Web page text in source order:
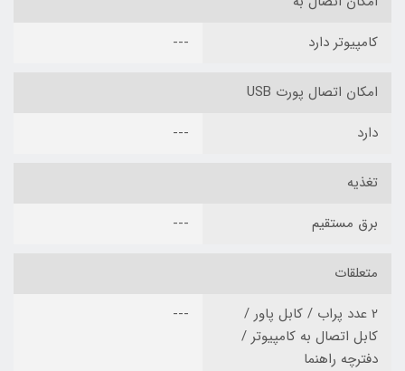
کامپیوتر دارد
---
امکان اتصال پورت USB
دارد
---
تغذیه
برق مستقیم
---
متعلقات
2 عدد پراب / کابل پاور /
کابل اتصال به کامپیوتر /
دفترچه راهنما
---